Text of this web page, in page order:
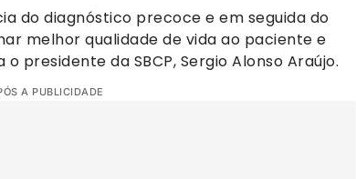
do diagnóstico precoce e em seguida do
melhor qualidade de vida ao paciente e
presidente da SBCP, Sergio Alonso Araújo.
A PUBLICIDADE